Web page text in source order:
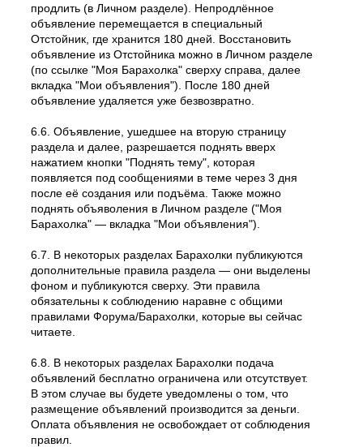
продлить (в Личном разделе). Непродлённое
объявление перемещается в специальный
Отстойник, где хранится 180 дней. Восстановить
объявление из Отстойника можно в Личном разделе
(по ссылке "Моя Барахолка" сверху справа, далее
вкладка "Мои объявления"). После 180 дней
объявление удаляется уже безвозвратно.
6.6. Объявление, ушедшее на вторую страницу
раздела и далее, разрешается поднять вверх
нажатием кнопки "Поднять тему", которая
появляется под сообщениями в теме через 3 дня
после её создания или подъёма. Также можно
поднять объяволения в Личном разделе ("Моя
Барахолка" — вкладка "Мои объявления").
6.7. В некоторых разделах Барахолки публикуются
дополнительные правила раздела — они выделены
фоном и публикуются сверху. Эти правила
обязательны к соблюдению наравне с общими
правилами Форума/Барахолки, которые вы сейчас
читаете.
6.8. В некоторых разделах Барахолки подача
объявлений бесплатно ограничена или отсутствует.
В этом случае вы будете уведомлены о том, что
размещение объявлений производится за деньги.
Оплата объявления не освобождает от соблюдения
правил.